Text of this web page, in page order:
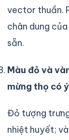
vector thuần.
chân dung
sẵn.
Màu đỏ và
mừng thọ có
Đỏ tượng
nhiệt huyết;